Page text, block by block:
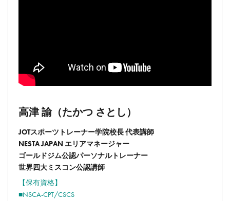
高津 諭（たかつ さとし）
JOTスポーツトレーナー学院校長 代表講師
NESTA JAPAN エリアマネージャー
ゴールドジム公認パーソナルトレーナー
世界四大ミスコン公認講師
【保有資格】
■NSCA-CPT/CSCS